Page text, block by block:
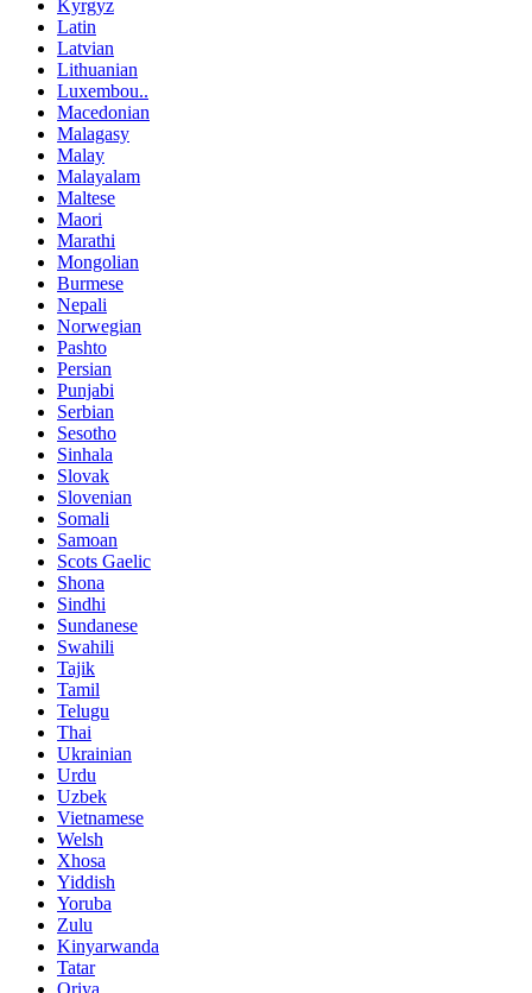
Kyrgyz
Latin
Latvian
Lithuanian
Luxembou..
Macedonian
Malagasy
Malay
Malayalam
Maltese
Maori
Marathi
Mongolian
Burmese
Nepali
Norwegian
Pashto
Persian
Punjabi
Serbian
Sesotho
Sinhala
Slovak
Slovenian
Somali
Samoan
Scots Gaelic
Shona
Sindhi
Sundanese
Swahili
Tajik
Tamil
Telugu
Thai
Ukrainian
Urdu
Uzbek
Vietnamese
Welsh
Xhosa
Yiddish
Yoruba
Zulu
Kinyarwanda
Tatar
Oriya